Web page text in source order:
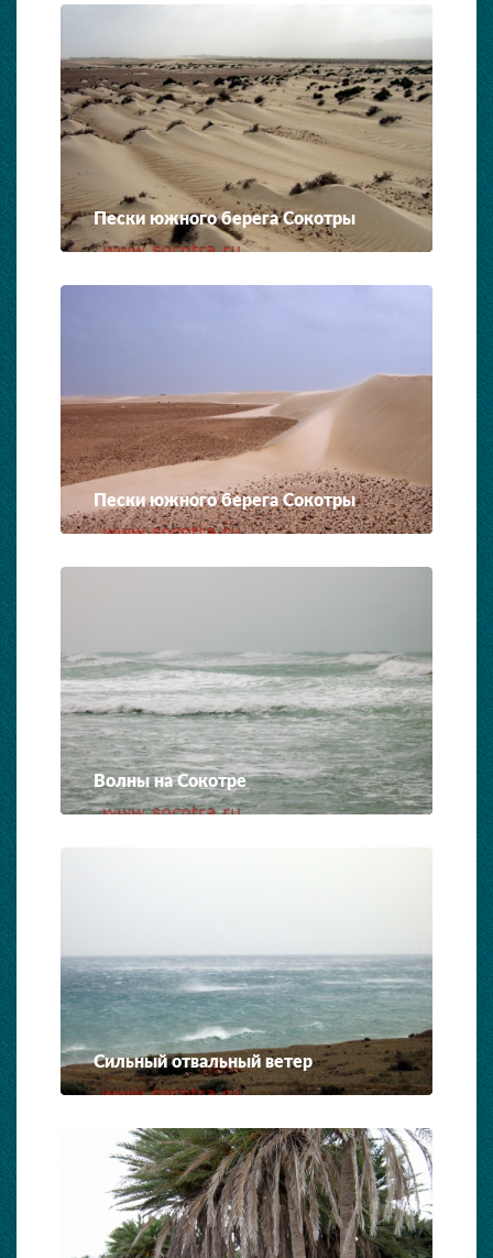
Пески южного берега Сокотры
Пески южного берега Сокотры
Волны на Сокотре
Сильный отвальный ветер